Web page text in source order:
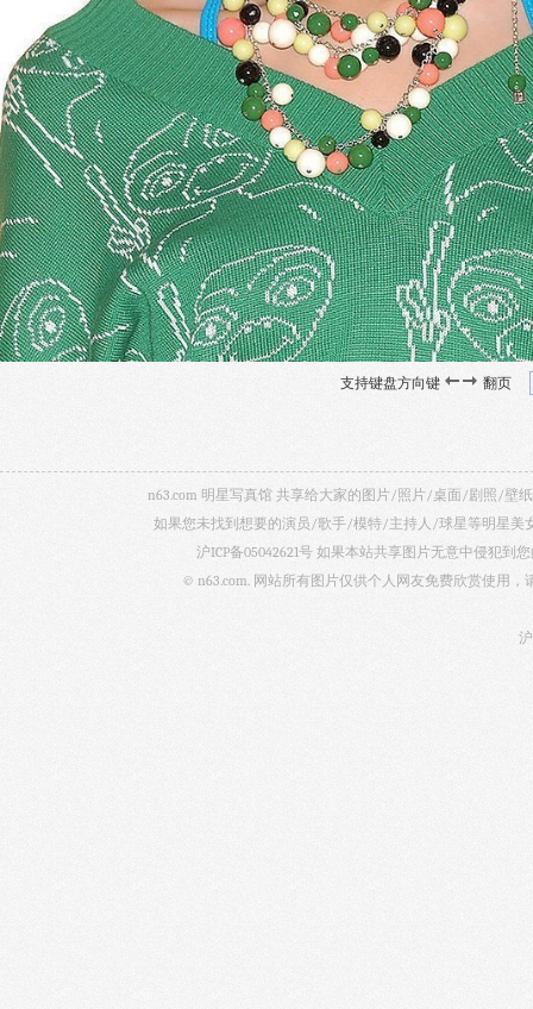
支持键盘方向键 翻页
n63.com 明星写真馆 共享给大家的图片/照片/桌面/剧照/壁
如果您未找到想要的演员/歌手/模特/主持人/球星等明星美
沪ICP备05042621号 如果本站共享图片无意中侵犯到
© n63.com. 网站所有图片仅供个人网友免费欣赏使用